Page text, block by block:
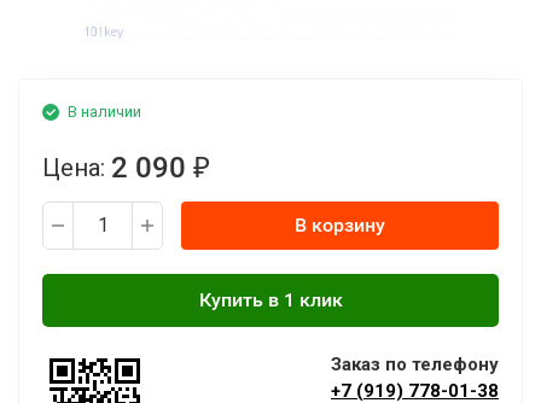
В наличии
Цена: 2 090 ₽
В корзину
Заказ по телефону
+7 (919) 778-01-38